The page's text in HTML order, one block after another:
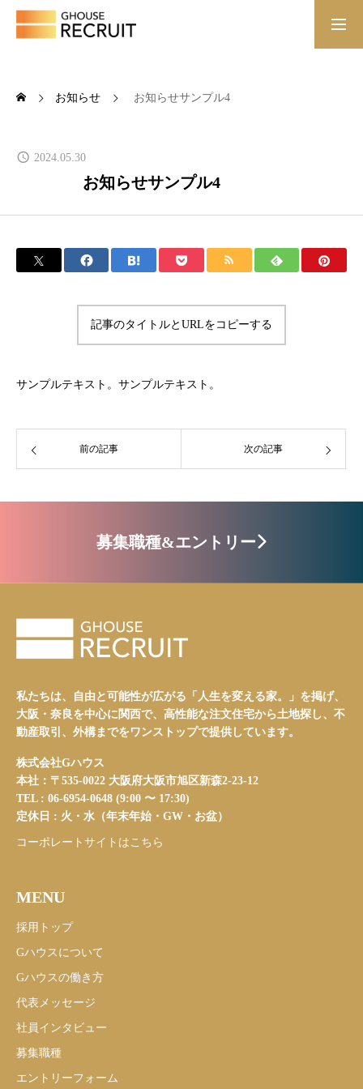
Gハウスの働き方
社員インタビュー
お知らせ お知らせサンプル4
2024.05.30
お知らせサンプル4
記事のタイトルとURLをコピーする
サンプルテキスト。サンプルテキスト。
前の記事 次の記事
募集職種&エントリー
私たちは、自由と可能性が広がる「人生を変える家。」を掲げ、
大阪・奈良を中心に関西で、高性能な注文住宅から土地探し、不
動産取引、外構までをワンストップで提供しています。
株式会社Gハウス
本社：〒535-0022 大阪府大阪市旭区新森2-23-12
TEL : 06-6954-0648 (9:00 〜 17:30)
定休日 : 火・水（年末年始・GW・お盆）
コーポレートサイトはこちら
MENU
採用トップ
Gハウスについて
Gハウスの働き方
代表メッセージ
社員インタビュー
募集職種
エントリーフォーム